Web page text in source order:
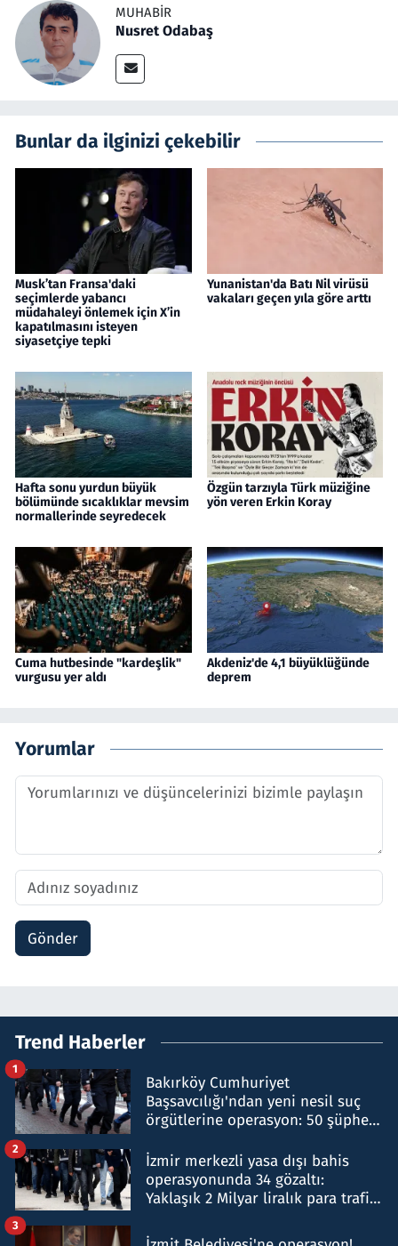
MUHABIR
Nusret Odabaş
Bunlar da ilginizi çekebilir
Musk’tan Fransa'daki
seçimlerde yabancı
müdahaleyi önlemek için X’in
kapatılmasını isteyen
siyasetçiye tepki
Yunanistan'da Batı Nil virüsü
vakaları geçen yıla göre arttı
Hafta sonu yurdun büyük
bölümünde sıcaklıklar mevsim
normallerinde seyredecek
Özgün tarzıyla Türk müziğine
yön veren Erkin Koray
Cuma hutbesinde "kardeşlik"
vurgusu yer aldı
Akdeniz'de 4,1 büyüklüğünde
deprem
Yorumlar
Gönder
Trend Haberler
Bakırköy Cumhuriyet
Başsavcılığı'ndan yeni nesil suç
örgütlerine operasyon: 50 şüpheli
1
İzmir merkezli yasa dışı bahis
operasyonunda 34 gözaltı:
Yaklaşık 2 Milyar liralık para trafiği
2
3